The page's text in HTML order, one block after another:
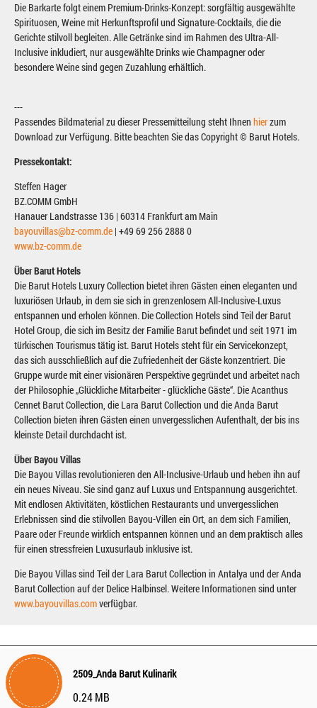
Die Barkarte folgt einem Premium-Drinks-Konzept: sorgfältig ausgewählte
Spirituosen, Weine mit Herkunftsprofil und Signature-Cocktails, die die
Gerichte stilvoll begleiten. Alle Getränke sind im Rahmen des Ultra-All-
Inclusive inkludiert, nur ausgewählte Drinks wie Champagner oder
besondere Weine sind gegen Zuzahlung erhältlich.
---
Passendes Bildmaterial zu dieser Pressemitteilung steht Ihnen hierzum
Download zur Verfügung. Bitte beachten Sie das Copyright © Barut Hotels.
Pressekontakt:
Steffen Hager
BZ.COMM GmbH
Hanauer Landstrasse 136 | 60314 Frankfurt am Main
bayouvillas@bz-comm.de | +49 69 256 2888 0
www.bz-comm.de
Über Barut Hotels
Die Barut Hotels Luxury Collection bietet ihren Gästen einen eleganten und
luxuriösen Urlaub, in dem sie sich in grenzenlosem All-Inclusive-Luxus
entspannen und erholen können. Die Collection Hotels sind Teil der Barut
Hotel Group, die sich im Besitz der Familie Barut befindet und seit 1971 im
türkischen Tourismus tätig ist. Barut Hotels steht für ein Servicekonzept,
das sich ausschließlich auf die Zufriedenheit der Gäste konzentriert. Die
Gruppe wurde mit einer visionären Perspektive gegründet und arbeitet nach
der Philosophie „Glückliche Mitarbeiter - glückliche Gäste“. Die Acanthus
Cennet Barut Collection, die Lara Barut Collection und die Anda Barut
Collection bieten ihren Gästen einen unvergesslichen Aufenthalt, der bis ins
kleinste Detail durchdacht ist.
Über Bayou Villas
Die Bayou Villas revolutionieren den All-Inclusive-Urlaub und heben ihn auf
ein neues Niveau. Sie sind ganz auf Luxus und Entspannung ausgerichtet.
Mit endlosen Aktivitäten, köstlichen Restaurants und unvergesslichen
Erlebnissen sind die stilvollen Bayou-Villen ein Ort, an dem sich Familien,
Paare oder Freunde wirklich entspannen können und an dem praktisch alles
für einen stressfreien Luxusurlaub inklusive ist.
Die Bayou Villas sind Teil der Lara Barut Collection in Antalya und der Anda
Barut Collection auf der Delice Halbinsel. Weitere Informationen sind unter
www.bayouvillas.comverfügbar.
2509_Anda Barut Kulinarik
0.24 MB